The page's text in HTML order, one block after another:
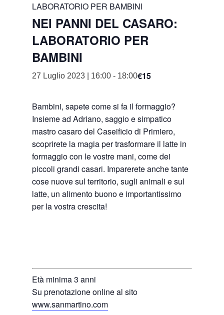
LABORATORIO PER BAMBINI
NEI PANNI DEL CASARO:
LABORATORIO PER
BAMBINI
27 Luglio 2023 | 16:00 - 18:00€15
Bambini, sapete come si fa il formaggio?
Insieme ad Adriano, saggio e simpatico
mastro casaro del Caseificio di Primiero,
scoprirete la magia per trasformare il latte in
formaggio con le vostre mani, come dei
piccoli grandi casari. Imparerete anche tante
cose nuove sul territorio, sugli animali e sul
latte, un alimento buono e importantissimo
per la vostra crescita!
Età minima 3 anni
Su prenotazione online al sito
www.sanmartino.com